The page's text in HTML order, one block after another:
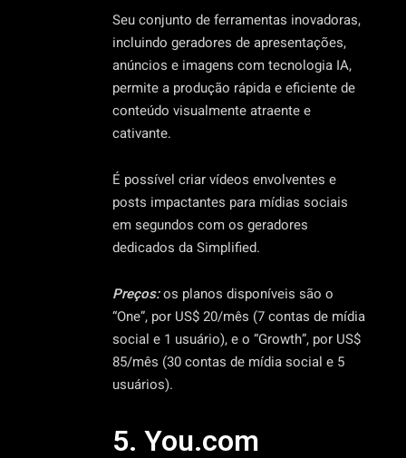
Seu conjunto de ferramentas inovadoras,
incluindo geradores de apresentações,
anúncios e imagens com tecnologia IA,
permite a produção rápida e eficiente de
conteúdo visualmente atraente e
cativante.
É possível criar vídeos envolventes e
posts impactantes para mídias sociais
em segundos com os geradores
dedicados da Simplified.
Preços:os planos disponíveis são o
“One”, por US$ 20/mês (7 contas de mídia
social e 1 usuário), e o “Growth”, por US$
85/mês (30 contas de mídia social e 5
usuários).
5. You.com